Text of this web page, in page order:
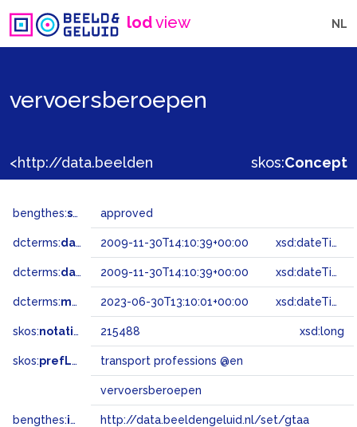
lodview NL
vervoersberoepen
skos:Concept
bengthes:status approved
dcterms:dateAccepted 2009-11-30T14:10:39+00:00 xsd:dateTime
dcterms:dateSubmitted 2009-11-30T14:10:39+00:00 xsd:dateTime
dcterms:modified 2023-06-30T13:10:01+00:00 xsd:dateTime
skos:notation 215488 xsd:long
skos:prefLabel transport professions @en
vervoersberoepen
bengthes:inSet http://data.beeldengeluid.nl/set/gtaa